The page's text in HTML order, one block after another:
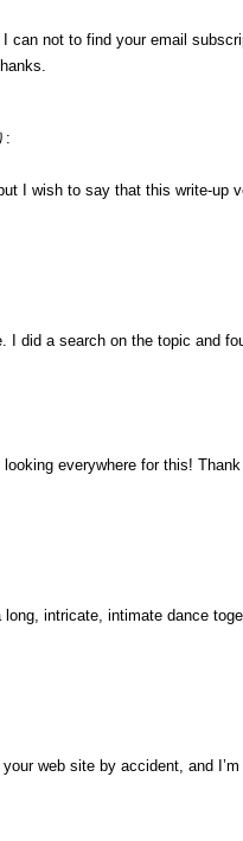
can not to find your email
:
I wish to say that this write-
I did a search on the topic and
everywhere for this!
intricate, intimate dance
web site by accident, and